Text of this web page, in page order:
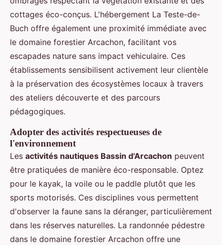
cottages éco-conçus. L'hébergement La Teste-de-
Buch offre également une proximité immédiate avec
le domaine forestier Arcachon, facilitant vos
escapades nature sans impact vehiculaire. Ces
établissements sensibilisent activement leur clientèle
à la préservation des écosystèmes locaux à travers
des ateliers découverte et des parcours
pédagogiques.
Adopter des activités respectueuses de
l'environnement
Les activités nautiques Bassin d'Arcachon peuvent
être pratiquées de manière éco-responsable. Optez
pour le kayak, la voile ou le paddle plutôt que les
sports motorisés. Ces disciplines vous permettent
d'observer la faune sans la déranger, particulièrement
dans les réserves naturelles. La randonnée pédestre
dans le domaine forestier Arcachon offre une